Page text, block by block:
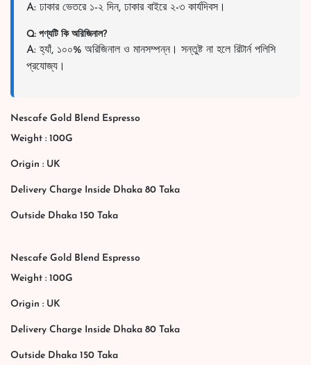
A: ঢাকার ভেতরে ১-২ দিন, ঢাকার বাইরে ২-৩ কার্যদিবস।
Q: পণ্যটি কি অরিজিনাল?
A: হ্যাঁ, ১০০% অরিজিনাল ও মানসম্পন্ন। সন্তুষ্ট না হলে রিটার্ন পলিসি
প্রযোজ্য।
Nescafe Gold Blend Espresso
Weight : 100G
Origin : UK
Delivery Charge Inside Dhaka 80 Taka
Outside Dhaka 150 Taka
Nescafe Gold Blend Espresso
Weight : 100G
Origin : UK
Delivery Charge Inside Dhaka 80 Taka
Outside Dhaka 150 Taka